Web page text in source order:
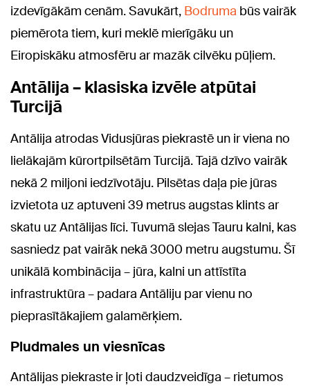
izdevīgākām cenām. Savukārt, Bodruma būs vairāk
piemērota tiem, kuri meklē mierīgāku un
Eiropiskāku atmosfēru ar mazāk cilvēku pūļiem.
Antālija – klasiska izvēle atpūtai
Turcijā
Antālija atrodas Vidusjūras piekrastē un ir viena no
lielākajām kūrortpilsētām Turcijā. Tajā dzīvo vairāk
nekā 2 miljoni iedzīvotāju. Pilsētas daļa pie jūras
izvietota uz aptuveni 39 metrus augstas klints ar
skatu uz Antālijas līci. Tuvumā slejas Tauru kalni, kas
sasniedz pat vairāk nekā 3000 metru augstumu. Šī
unikālā kombinācija – jūra, kalni un attīstīta
infrastruktūra – padara Antāliju par vienu no
pieprasītākajiem galamērķiem.
Pludmales un viesnīcas
Antālijas piekraste ir ļoti daudzveidīga – rietumos